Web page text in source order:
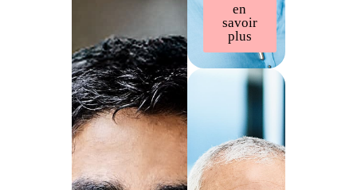
en
savoir
plus